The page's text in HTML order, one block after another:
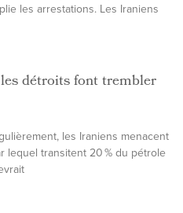
les arrestations. Les Iraniens
détroits font trembler
les Iraniens menacent
lequel transitent 20 % du pétrole